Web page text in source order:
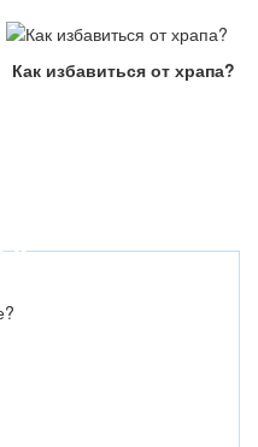
Как избавиться от храпа?